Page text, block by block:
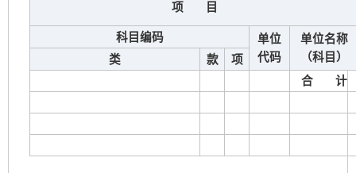
项 目
科目编码
单位
代码
单位名称
（科目）
类 款
项
合 计